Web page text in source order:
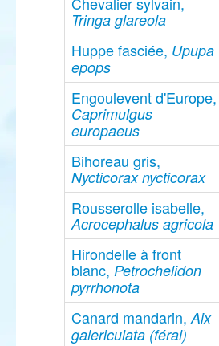
Tringa glareola
Huppe fasciée, Upupa
epops
Engoulevent d'Europe,
Caprimulgus
europaeus
Bihoreau gris,
Nycticorax nycticorax
Rousserolle isabelle,
Acrocephalus agricola
Hirondelle à front
blanc, Petrochelidon
pyrrhonota
Canard mandarin,Aix
galericulata (féral)